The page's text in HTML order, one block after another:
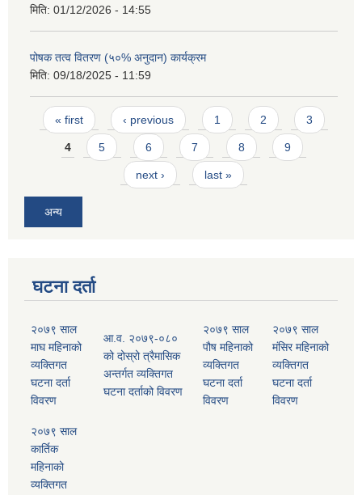
मिति: 01/12/2026 - 14:55
पोषक तत्व वितरण (५०% अनुदान) कार्यक्रम
मिति: 09/18/2025 - 11:59
Pages
« first ‹ previous 1 2 3
4 5 6 7 8 9
next › last »
अन्य
घटना दर्ता
२०७९ साल
माघ महिनाको
व्यक्तिगत
घटना दर्ता
विवरण
आ.व. २०७९-०८०
को दोस्रो त्रैमासिक
अन्तर्गत व्यक्तिगत
घटना दर्ताको विवरण
२०७९ साल
पौष महिनाको
व्यक्तिगत
घटना दर्ता
विवरण
२०७९ साल
मंसिर महिनाको
व्यक्तिगत
घटना दर्ता
विवरण
२०७९ साल
कार्तिक
महिनाको
व्यक्तिगत